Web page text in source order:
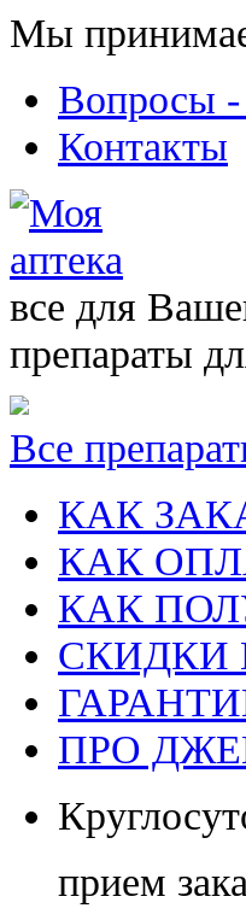
Мы
Вопросы -
Контакты
все для
препараты
Все
КАК
КАК
КАК
СКИДКИ
ПРО
прием